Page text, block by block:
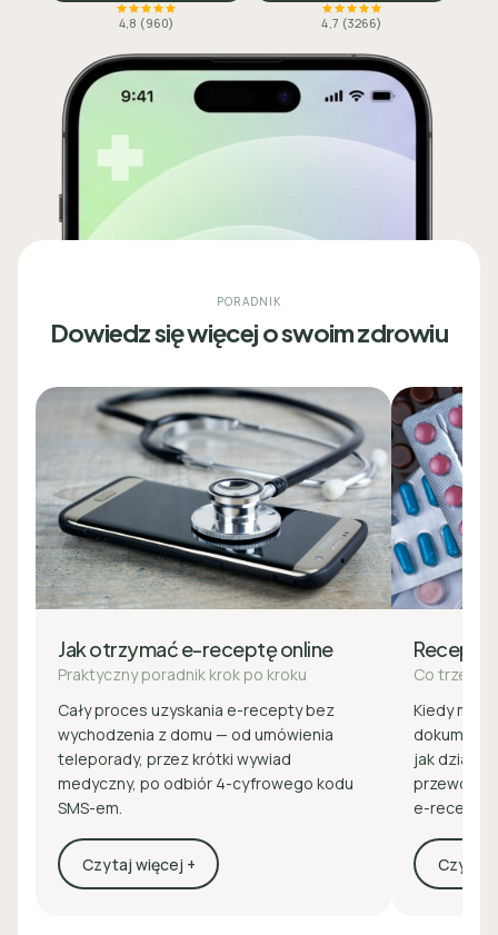
4,8 (960) 4,7 (3266)
PORADNIK
Dowiedz się więcej o swoim zdrowiu
Jak otrzymać e-receptę online
Praktyczny poradnik krok po kroku
Cały proces uzyskania e-recepty bez
wychodzenia z domu — od umówienia
teleporady, przez krótki wywiad
medyczny, po odbiór 4-cyfrowego kodu
SMS-em.
Czytaj więcej +
Recepta
Co trzeba
Kiedy
jak działa
e-
Czytaj